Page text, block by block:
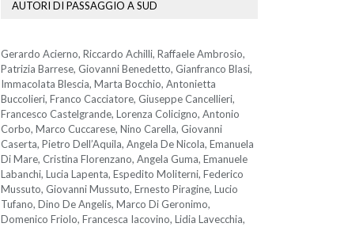
AUTORI DI PASSAGGIO A SUD
Gerardo Acierno, Riccardo Achilli, Raffaele Ambrosio,
Patrizia Barrese, Giovanni Benedetto, Gianfranco Blasi,
Immacolata Blescia, Marta Bocchio, Antonietta
Buccolieri, Franco Cacciatore, Giuseppe Cancellieri,
Francesco Castelgrande, Lorenza Colicigno, Antonio
Corbo, Marco Cuccarese, Nino Carella, Giovanni
Caserta, Pietro Dell’Aquila, Angela De Nicola, Emanuela
Di Mare, Cristina Florenzano, Angela Guma, Emanuele
Labanchi, Lucia Lapenta, Espedito Moliterni, Federico
Mussuto, Giovanni Mussuto, Ernesto Piragine, Lucio
Tufano, Dino De Angelis, Marco Di Geronimo,
Domenico Friolo, Francesca Iacovino, Lidia Lavecchia,